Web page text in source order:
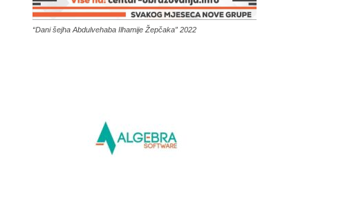
“Dani šejha Abdulvehaba Ilhamije Žepčaka” 2022